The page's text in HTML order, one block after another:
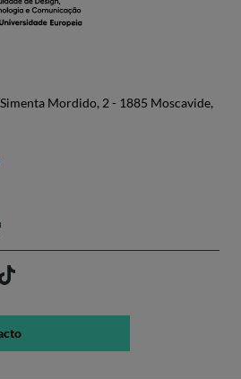
Mordido, 2 - 1885 Moscavide,